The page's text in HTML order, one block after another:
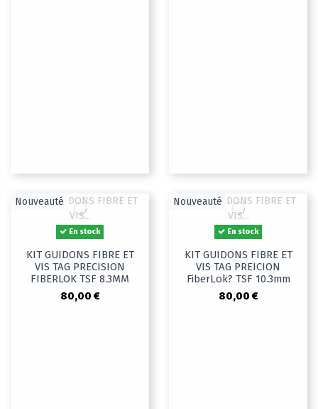
Nouveauté
En stock
KIT GUIDONS FIBRE ET
VIS TAG PRECISION
FIBERLOK TSF 8.3MM
80,00 €
Nouveauté
En stock
KIT GUIDONS FIBRE ET
VIS TAG PREICION
FiberLok? TSF 10.3mm
80,00 €